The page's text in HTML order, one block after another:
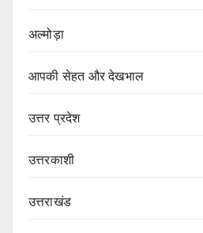
अल्मोड़ा
आपकी सेहत और देखभाल
उत्तर प्रदेश
उत्तरकाशी
उत्तराखंड